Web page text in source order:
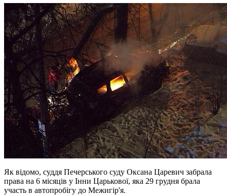
Як відомо, суддя Печерського суду Оксана Царевич забрала
права на 6 місяців у Інни Царькової, яка 29 грудня брала
участь в автопробігу до Межигір'я.